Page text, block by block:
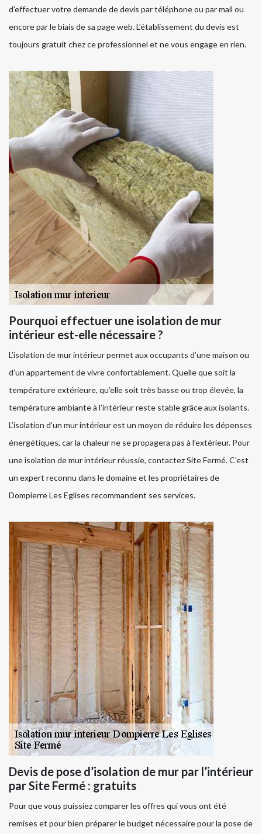
d’effectuer votre demande de devis par téléphone ou par mail ou
encore par le biais de sa page web. L’établissement du devis est
toujours gratuit chez ce professionnel et ne vous engage en rien.
Pourquoi effectuer une isolation de mur
intérieur est-elle nécessaire ?
L’isolation de mur intérieur permet aux occupants d’une maison ou
d’un appartement de vivre confortablement. Quelle que soit la
température extérieure, qu’elle soit très basse ou trop élevée, la
température ambiante à l’intérieur reste stable grâce aux isolants.
L’isolation d’un mur intérieur est un moyen de réduire les dépenses
énergétiques, car la chaleur ne se propagera pas à l’extérieur. Pour
une isolation de mur intérieur réussie, contactez Site Fermé. C’est
un expert reconnu dans le domaine et les propriétaires de
Dompierre Les Eglises recommandent ses services.
Devis de pose d’isolation de mur par l’intérieur
par Site Fermé : gratuits
Pour que vous puissiez comparer les offres qui vous ont été
remises et pour bien préparer le budget nécessaire pour la pose de